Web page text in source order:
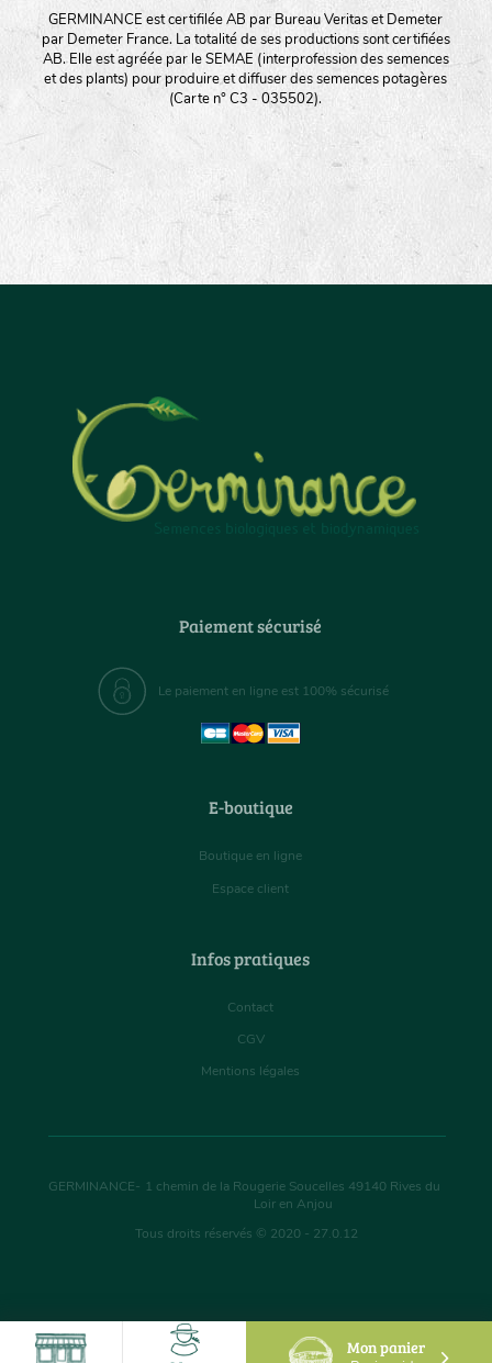
Mon panier
GERMINANCE est certifilée AB par Bureau Veritas et Demeter
par Demeter France. La totalité de ses productions sont certifiées
AB. Elle est agréée par le SEMAE (interprofession des semences
et des plants) pour produire et diffuser des semences potagères
(Carte n° C3 - 035502).
Paiement sécurisé
Le paiement en ligne est 100% sécurisé
E-boutique
Boutique en ligne
Espace client
Infos pratiques
Contact
CGV
Mentions légales
GERMINANCE- 1 chemin de la Rougerie Soucelles 49140 Rives du
Loir en Anjou
Tous droits réservés © 2020 - 27.0.12